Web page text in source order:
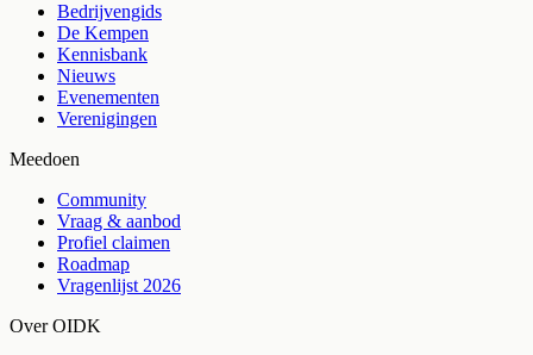
Bedrijvengids
De Kempen
Kennisbank
Nieuws
Evenementen
Verenigingen
Meedoen
Community
Vraag & aanbod
Profiel claimen
Roadmap
Vragenlijst 2026
Over OIDK